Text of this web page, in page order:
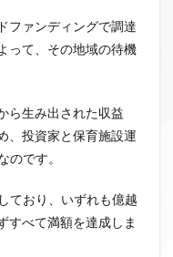
ファンディングで調達
って、その地域の待機
ら生み出された収益
、投資家と保育施設運
のです。
ており、いずれも億越
すべて満額を達成しま